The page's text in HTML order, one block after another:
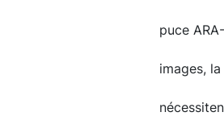
puce
images,